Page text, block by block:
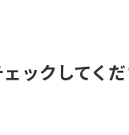
ックしてく